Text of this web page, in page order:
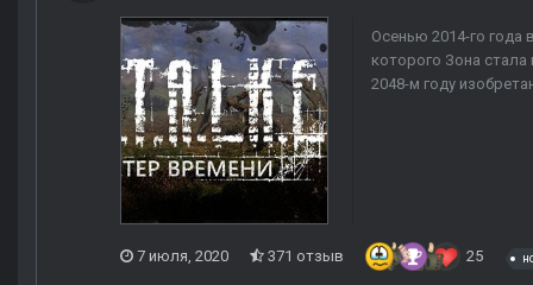
Осенью 2014-го
которого Зона
2048-м году
7 июля, 2020 371 отзыв 25